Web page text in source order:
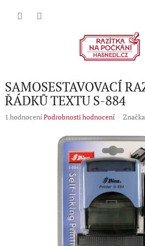
SAMOSESTAVOVACÍ
ŘÁDKŮ TEXTU S-884
Průměrné
1 hodnoceníPodrobnosti hodnocení